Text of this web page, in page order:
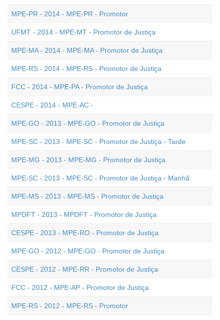
MPE-PR - 2014 - MPE-PR - Promotor
UFMT - 2014 - MPE-MT - Promotor de Justiça
MPE-MA - 2014 - MPE-MA - Promotor de Justiça
MPE-RS - 2014 - MPE-RS - Promotor de Justiça
FCC - 2014 - MPE-PA - Promotor de Justiça
CESPE - 2014 - MPE-AC -
MPE-GO - 2013 - MPE-GO - Promotor de Justiça
MPE-SC - 2013 - MPE-SC - Promotor de Justiça - Tarde
MPE-MG - 2013 - MPE-MG - Promotor de Justiça
MPE-SC - 2013 - MPE-SC - Promotor de Justiça - Manhã
MPE-MS - 2013 - MPE-MS - Promotor de Justiça
MPDFT - 2013 - MPDFT - Promotor de Justiça
CESPE - 2013 - MPE-RO - Promotor de Justiça
MPE-GO - 2012 - MPE-GO - Promotor de Justiça
CESPE - 2012 - MPE-RR - Promotor de Justiça
FCC - 2012 - MPE-AP - Promotor de Justiça
MPE-RS - 2012 - MPE-RS - Promotor